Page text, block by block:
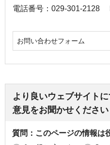
電話番号：029-301-2128
お問い合わせフォーム
より良いウェブサイト
意見をお聞かせください
質問：このページの情報は